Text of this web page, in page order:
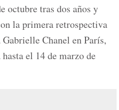
octubre tras dos años y
la primera retrospectiva
Chanel en París,
el 14 de marzo de